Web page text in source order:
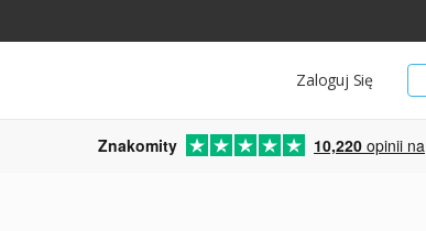
Zaloguj Się
Znakomity 10,220 opinii na